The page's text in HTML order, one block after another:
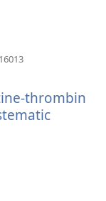
창
열
기)
thrombin